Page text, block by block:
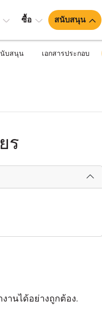
ซื้อ สนับสนุน
บสนุน เอกสารประกอบ
ร
งานได้อย่างถูกต้อง.